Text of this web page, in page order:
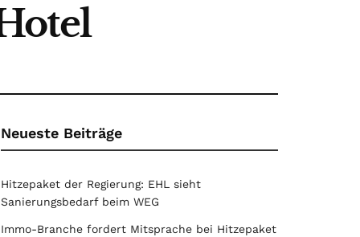
Neueste Beiträge
Hitzepaket der Regierung: EHL sieht
Sanierungsbedarf beim WEG
Immo-Branche fordert Mitsprache bei Hitzepaket